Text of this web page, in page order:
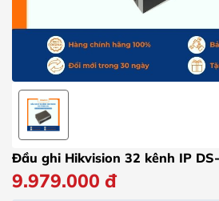
Đầu ghi Hikvision 32 kênh IP
9.979.000 đ